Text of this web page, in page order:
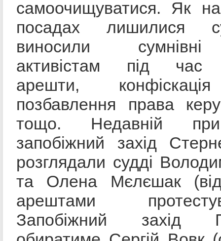
самоочищуватися. Як
посадах лишилися
виносили
активістам під час
арешти,
позбавлення права
тощо. Недавній
запобіжний захід
розглядали судді
та Олена Мєлєшак
арештами
Запобіжний захід